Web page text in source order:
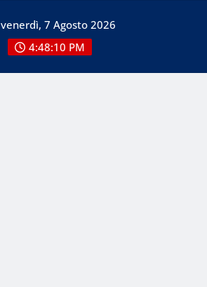
venerdì, 7 Agosto 2026
4:48:12 PM